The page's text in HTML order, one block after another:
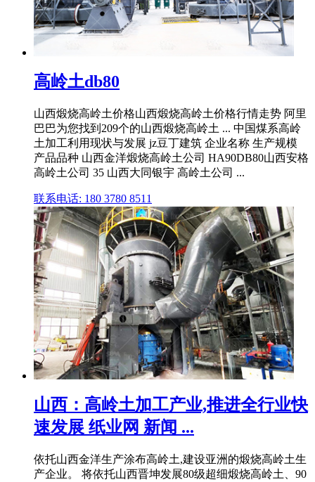
高岭土db80
山西煅烧高岭土价格山西煅烧高岭土价格行情走势 阿里
巴巴为您找到209个的山西煅烧高岭土 ... 中国煤系高岭
土加工利用现状与发展 jz豆丁建筑 企业名称 生产规模
产品品种 山西金洋煅烧高岭土公司 HA90DB80山西安格
高岭土公司 35 山西大同银宇 高岭土公司 ...
联系电话: 180 3780 8511
山西：高岭土加工产业,推进全行业快
速发展 纸业网 新闻 ...
依托山西金洋生产涂布高岭土,建设亚洲的煅烧高岭土生
产企业。 将依托山西晋坤发展80级超细煅烧高岭土、90